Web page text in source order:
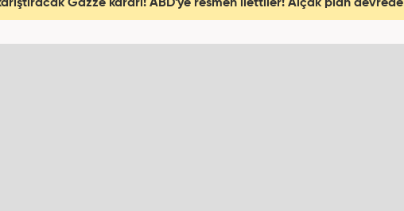
Gazze kararı! ABD'ye resmen ilettiler! Alçak plan devrede